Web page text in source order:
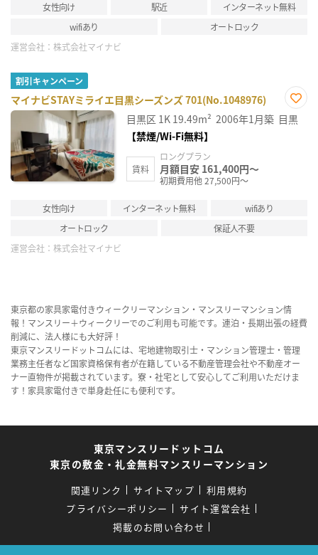
女性向け 駅近
インターネット無料
wifiあり
オートロック
運営会社： 株式会社マイナビ
割引キャンペーン
マイナビSTAYミライエ目黒シーズンズ 701(No.1048976)
お気
に入
目黒区 1K 19.49m² 2006年1月築 目黒
【禁煙/Wi-Fi無料】
賃料
ロングプラン
月額目安 161,400円～
初期費用他 27,500円～
女性向け インターネット無料
wifiあり
オートロック
保証人不要
運営会社： 株式会社マイナビ
東京都の家具家電付きウィークリーマンション・マンスリーマンション情
報！マンスリー＋ウィークリーでのご利用も可能です。連泊・長期出張の経費
削減に、法人様にも大好評！
東京マンスリードットコムには、宅地建物取引士・マンション管理士・管理
業務主任者など国家資格保有者が在籍している不動産管理会社や不動産オー
ナー直物件が掲載されています。寮・社宅として安心してご利用いただけま
す！家具家電付きで単身赴任にも便利です。
東京マンスリードットコム
東京の敷金・礼金無料マンスリーマンション
関連リンク サイトマップ
利用規約
プライバシーポリシー
サイト運営会社
掲載のお問い合わせ